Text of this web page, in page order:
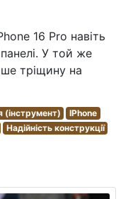
16 Pro навіть
У той же
тріщину на
(інструмент)
IPhone
Надійність конструкції